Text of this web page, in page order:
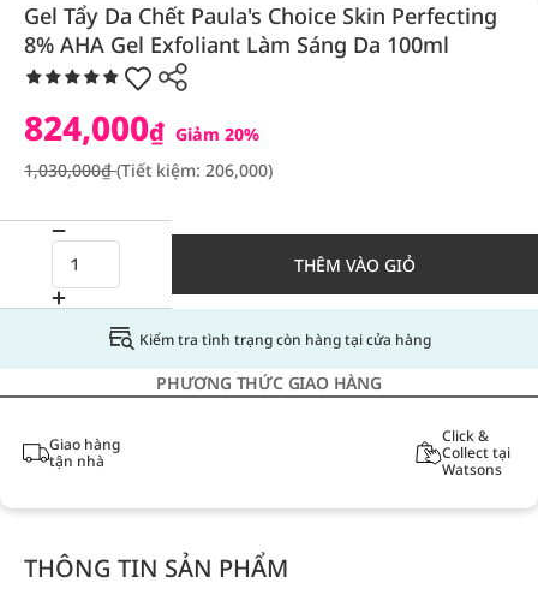
Gel Tẩy Da Chết Paula's Choice Skin Perfecting
8% AHA Gel Exfoliant Làm Sáng Da 100ml
824,000₫ Giảm 20%
1,030,000₫(Tiết kiệm: 206,000)
THÊM VÀO GIỎ
Kiểm tra tình trạng còn hàng tại cửa hàng
PHƯƠNG THỨC GIAO HÀNG
Giao hàng
tận nhà
Click &
Collect tại
Watsons
THÔNG TIN SẢN PHẨM